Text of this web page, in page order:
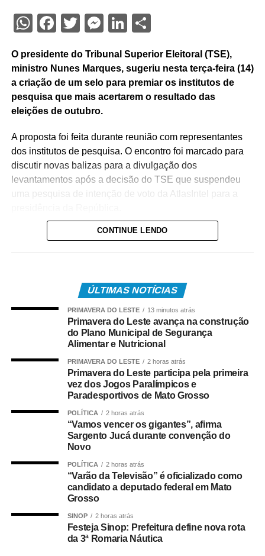
WhatsApp
Facebook
Twitter
Messenger
LinkedIn
Share
O presidente do Tribunal Superior Eleitoral (TSE),
ministro Nunes Marques, sugeriu nesta terça-feira (14)
a criação de um selo para premiar os institutos de
pesquisa que mais acertarem o resultado das
eleições de outubro.
A proposta foi feita durante reunião com representantes
dos institutos de pesquisa. O encontro foi marcado para
discutir novas balizas para a divulgação dos
levantamentos após a decisão do TSE que suspendeu
uma pesquisa de intenção de voto da AtlasIntel para a
No entendimento de Nunes Marques, o Selo Acurácia
“Trata-se de um
mecanismo que visa à
valorização das boas
práticas e ao
permanente
aperfeiçoamento
técnico das pesquisas
eleitorais, por meio do
reconhecimento
público às empresas
que demonstrarem
elevada acurácia em
seus resultados”,
CONTINUE LENDO
ÚLTIMAS NOTÍCIAS
PRIMAVERA DO LESTE 13 minutos atrás
Primavera do Leste avança na construção
do Plano Municipal de Segurança
Alimentar e Nutricional
PRIMAVERA DO LESTE 2 horas atrás
Primavera do Leste participa pela primeira
vez dos Jogos Paralímpicos e
Paradesportivos de Mato Grosso
POLÍTICA 2 horas atrás
“Vamos vencer os gigantes”, afirma
Sargento Jucá durante convenção do
Novo
POLÍTICA 2 horas atrás
“Varão da Televisão” é oficializado como
candidato a deputado federal em Mato
Grosso
SINOP 2 horas atrás
Festeja Sinop: Prefeitura define nova rota
da 3ª Romaria Náutica